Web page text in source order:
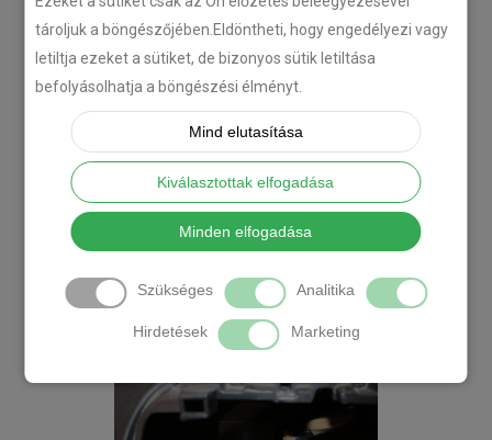
tároljuk a böngészőjében.Eldöntheti, hogy engedélyezi vagy
letiltja ezeket a sütiket, de bizonyos sütik letiltása
befolyásolhatja a böngészési élményt.
Mind elutasítása
Kiválasztottak elfogadása
Minden elfogadása
Szükséges Analitika
Hirdetések Marketing